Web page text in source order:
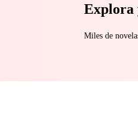
Explora
Miles de